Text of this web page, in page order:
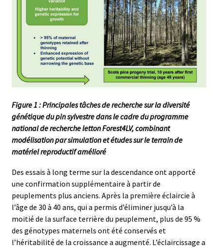
Figure 1 : Principales tâches de recherche sur la diversité
génétique du pin sylvestre dans le cadre du programme
national de recherche letton Forest4LV, combinant
modélisation par simulation et études sur le terrain de
matériel reproductif amélioré
Des essais à long terme sur la descendance ont apporté
une confirmation supplémentaire à partir de
peuplements plus anciens. Après la première éclaircie à
l’âge de 30 à 40 ans, qui a permis d’éliminer jusqu’à la
moitié de la surface terrière du peuplement, plus de 95 %
des génotypes maternels ont été conservés et
l’héritabilité de la croissance a augmenté. L’éclaircissage a